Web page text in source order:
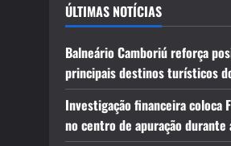
ÚLTIMAS NOTÍCIAS
Balneário Camboriú reforça
principais destinos turísticos
Investigação financeira coloca
no centro de apuração durante